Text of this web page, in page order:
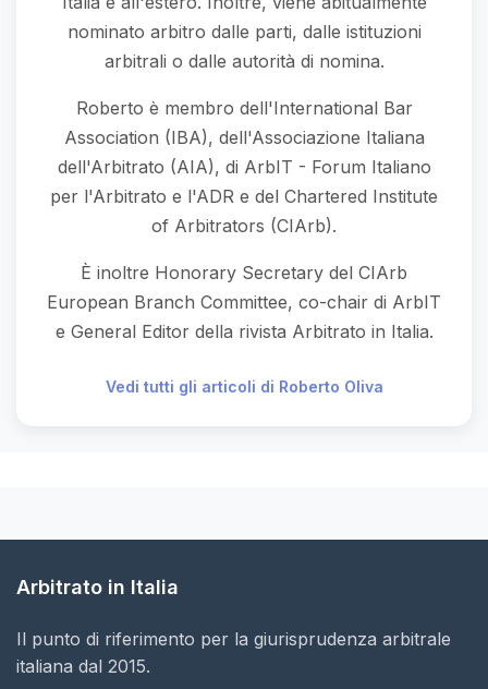
nominato arbitro dalle parti, dalle istituzioni
arbitrali o dalle autorità di nomina.
Roberto è membro dell'International Bar
Association (IBA), dell'Associazione Italiana
dell'Arbitrato (AIA), di ArbIT - Forum Italiano
per l'Arbitrato e l'ADR e del Chartered Institute
of Arbitrators (CIArb).
È inoltre Honorary Secretary del CIArb
European Branch Committee, co-chair di ArbIT
e General Editor della rivista Arbitrato in Italia.
Vedi tutti gli articoli di Roberto Oliva
Arbitrato in Italia
Il punto di riferimento per la giurisprudenza arbitrale
italiana dal 2015.